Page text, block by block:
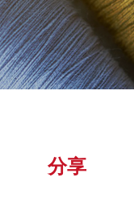
分享